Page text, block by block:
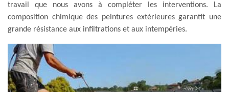
travail que nous avons à compléter les interventions. La
composition chimique des peintures extérieures garantit une
grande résistance aux infiltrations et aux intempéries.